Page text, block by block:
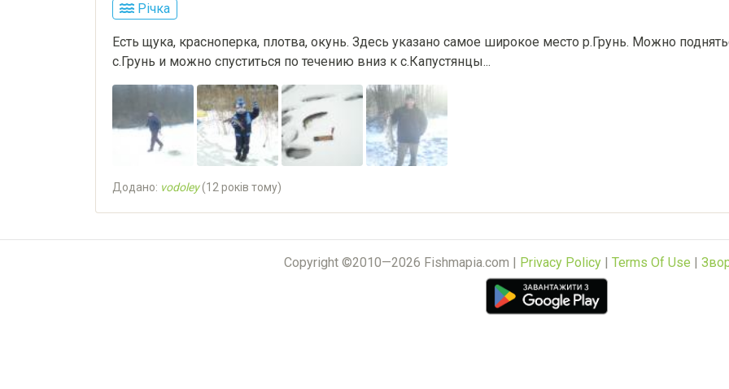
Річка
Есть щука, красноперка, плотва, окунь. Здесь указано самое широкое место р.Грунь. Можно
с.Грунь и можно спуститься по течению вниз к с.Капустянцы...
Додано: vodoley(12 років тому)
Copyright ©2010—2026 Fishmapia.com | Privacy Policy| Terms Of Use |